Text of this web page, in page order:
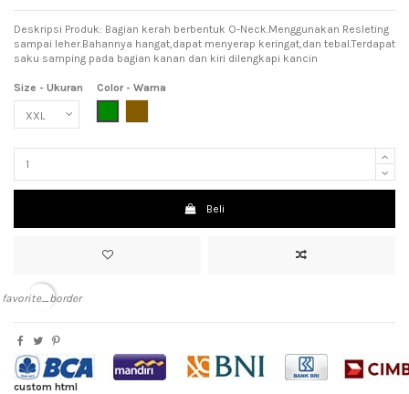
Deskripsi Produk: Bagian kerah berbentuk O-Neck.Menggunakan Resleting
sampai leher.Bahannya hangat,dapat menyerap keringat,dan tebal.Terdapat
saku samping pada bagian kanan dan kiri dilengkapi kancin
Size - Ukuran
Color - Warna
Beli
favorite_border
custom html